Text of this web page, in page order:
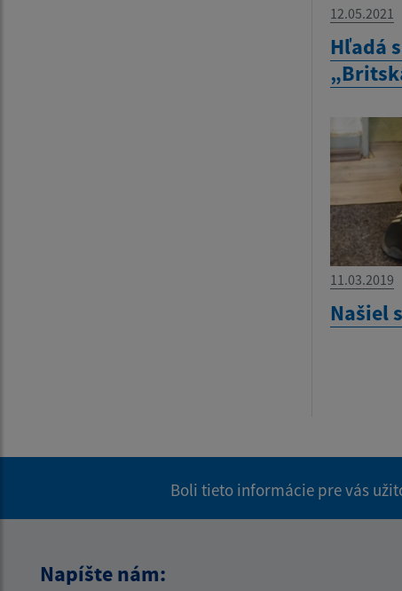
12.05.2021
Hľadá
11.03.2019
Našiel
Boli tieto informácie pre vás
Napíšte nám: